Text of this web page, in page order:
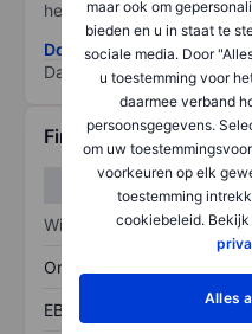
maar ook om
bieden en u in staat te
sociale media. Door
u toestemming voor
daarmee verband
persoonsgegevens.
om uw
voorkeuren op elk
toestemming
cookiebeleid. Bekijk
Alles
het grootste risico).
Download de ESG-
Data provided by
Financiële gegevens
Winst/verlies
Omzet
EBITDA